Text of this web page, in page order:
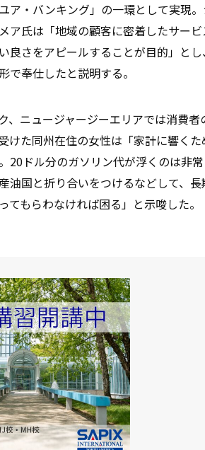
・バンキング」の一環として実現。
ア氏は「地域の顧客に密着したサー
良さをアピールすることが目的」と
奉仕したと説明する。
ニュージャージーエリアでは消費者
けた同州在住の女性は「家計に響く
20ドル分のガソリン代が浮くのは非
油国と折り合いをつけるなどして、
もらわなければ困る」と示唆した。